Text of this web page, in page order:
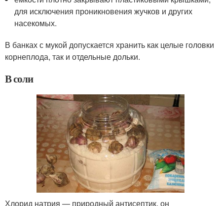
для исключения проникновения жучков и других
насекомых.
В банках с мукой допускается хранить как целые головки
корнеплода, так и отдельные дольки.
В соли
Хлорид натрия — природный антисептик, он